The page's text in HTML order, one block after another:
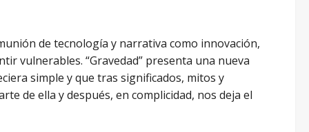
de tecnología y narrativa como innovación,
vulnerables. “Gravedad” presenta una nueva
simple y que tras significados, mitos y
de ella y después, en complicidad, nos deja el